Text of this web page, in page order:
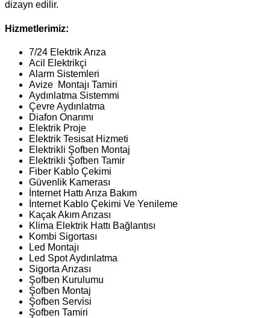
dizayn edilir.
Hizmetlerimiz:
7/24 Elektrik Arıza
Acil Elektrikçi
Alarm Sistemleri
Avize Montajı Tamiri
Aydınlatma Sistemmi
Çevre Aydınlatma
Diafon Onarımı
Elektrik Proje
Elektrik Tesisat Hizmeti
Elektrikli Şofben Montaj
Elektrikli Şofben Tamir
Fiber Kablo Çekimi
Güvenlik Kamerası
İnternet Hattı Arıza Bakım
İnternet Kablo Çekimi Ve Yenileme
Kaçak Akım Arızası
Klima Elektrik Hattı Bağlantısı
Kombi Sigortası
Led Montajı
Led Spot Aydınlatma
Sigorta Arızası
Şofben Kurulumu
Şofben Montaj
Şofben Servisi
Şofben Tamiri